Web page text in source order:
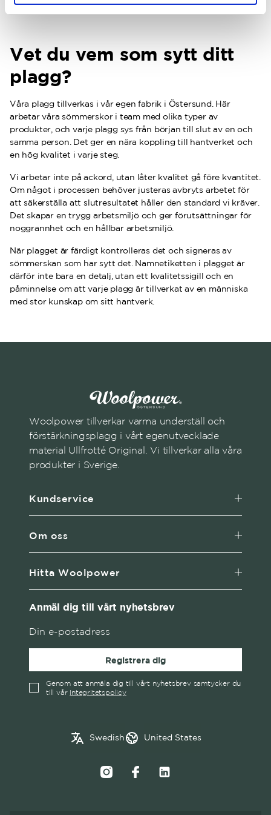
Vet du vem som sytt ditt
plagg?
Våra plagg tillverkas i vår egen fabrik i Östersund. Här
arbetar våra sömmerskor i team med olika typer av
produkter, och varje plagg sys från början till slut av en och
samma person. Det ger en nära koppling till hantverket och
en hög kvalitet i varje steg.
Vi arbetar inte på ackord, utan låter kvalitet gå före kvantitet.
Om något i processen behöver justeras avbryts arbetet för
att säkerställa att slutresultatet håller den standard vi kräver.
Det skapar en trygg arbetsmiljö och ger förutsättningar för
noggrannhet och en hållbar arbetsmiljö.
När plagget är färdigt kontrolleras det och signeras av
sömmerskan som har sytt det. Namnetiketten i plagget är
därför inte bara en detalj, utan ett kvalitetssigill och en
påminnelse om att varje plagg är tillverkat av en människa
med stor kunskap om sitt hantverk.
Woolpower tillverkar varma underställ och
förstärkningsplagg i vårt egenutvecklade
material Ullfrotté Original. Vi tillverkar alla våra
produkter i Sverige.
Kundservice
Om oss
Hitta Woolpower
Anmäl dig till vårt nyhetsbrev
Registrera dig
Genom att anmäla dig till vårt nyhetsbrev samtycker du
till vår Integritetspolicy
Swedish
✓
Swedish
United States
Belgium
Croatia